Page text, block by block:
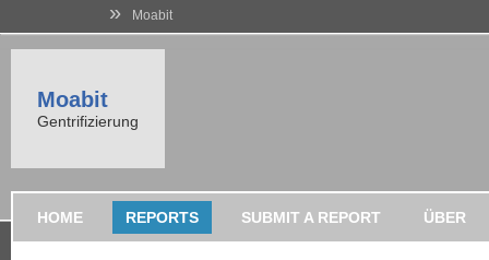
» Moabit
Moabit
Gentrifizierung
HOME REPORTS SUBMIT A REPORT ÜBER